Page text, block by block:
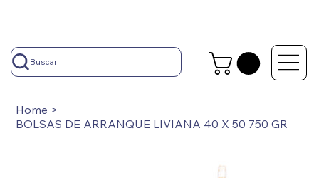
Buscar
Home >
BOLSAS DE ARRANQUE LIVIANA 40 X 50 750 GR